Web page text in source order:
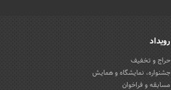
رویداد
حراج و تخفیف
جشنواره، نمایشگاه و همایش
مسابقه و فراخوان